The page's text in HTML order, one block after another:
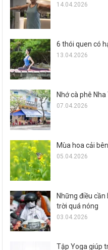
14.04.2026
6 thói quen có
13.04.2026
Nhớ cà phê Nha
07.04.2026
Mùa hoa cải
05.04.2026
Những điều
trời quá nóng
03.04.2026
Tập Yoga giúp